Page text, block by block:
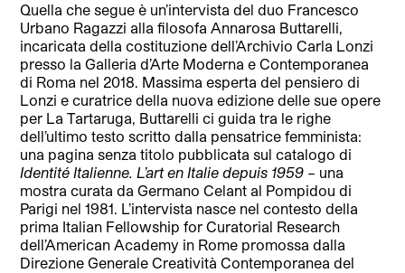
Quella che segue è un’intervista del duo Francesco
Urbano Ragazzi alla filosofa Annarosa Buttarelli,
incaricata della costituzione dell’Archivio Carla Lonzi
presso la Galleria d’Arte Moderna e Contemporanea
di Roma nel 2018. Massima esperta del pensiero di
Lonzi e curatrice della nuova edizione delle sue opere
per La Tartaruga, Buttarelli ci guida tra le righe
dell’ultimo testo scritto dalla pensatrice femminista:
una pagina senza titolo pubblicata sul catalogo di
Identité Italienne. L’art en Italie depuis 1959 – una
mostra curata da Germano Celant al Pompidou di
Parigi nel 1981. L’intervista nasce nel contesto della
prima Italian Fellowship for Curatorial Research
dell’American Academy in Rome promossa dalla
Direzione Generale Creatività Contemporanea del